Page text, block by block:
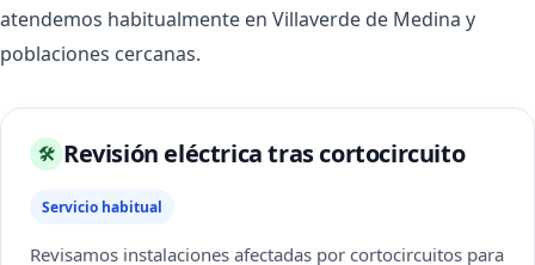
atendemos habitualmente en Villaverde de Medina y
poblaciones cercanas.
🛠 Revisión eléctrica tras cortocircuito
Servicio habitual
Revisamos instalaciones afectadas por cortocircuitos para